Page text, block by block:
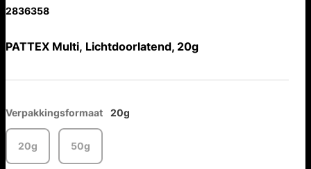
2836358
PATTEX Multi, Lichtdoorlatend, 20g
Verpakkingsformaat 20g
20g 50g